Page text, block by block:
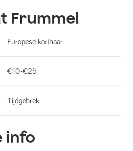
Frummel
Europese korthaar
€10-€25
Tijdgebrek
info